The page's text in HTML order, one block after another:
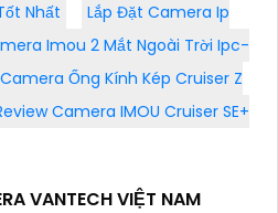
Nhất
Lắp Đặt Camera Ip
Imou 2 Mắt Ngoài Trời Ipc-
Ống Kính Kép Cruiser Z
Camera IMOU Cruiser SE+
VANTECH VIỆT NAM